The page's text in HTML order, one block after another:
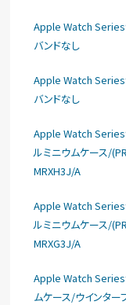
Apple Watch
バンドなし
Apple Watch
バンドなし
Apple Watch
ルミニウムケース/
MRXH3J/A
Apple Watch
ルミニウムケース/
MRXG3J/A
Apple Watch
ムケース/ウインタ